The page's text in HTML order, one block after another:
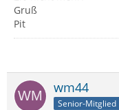
Gruß
Pit
wm44
Senior-Mitglied